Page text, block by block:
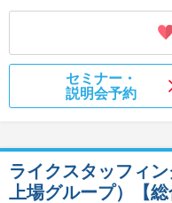
セミナー・
説明会予約
ライクスタッフィ
上場グループ）【総